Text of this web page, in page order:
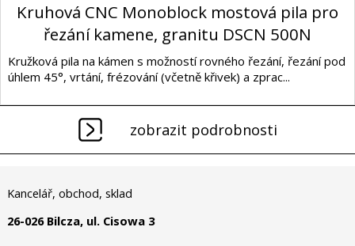
Kruhová CNC Monoblock mostová pila pro
řezání kamene, granitu DSCN 500N
Kružková pila na kámen s možností rovného řezání, řezání pod
úhlem 45°, vrtání, frézování (včetně křivek) a zprac...
zobrazit podrobnosti
Kancelář, obchod, sklad
26-026 Bilcza, ul. Cisowa 3